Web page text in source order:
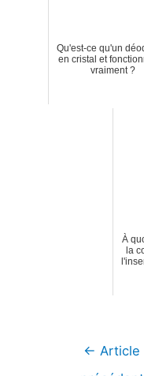
Qu'est-ce qu'un
en cristal et
vraiment ?
À
la
Navigation
← Article